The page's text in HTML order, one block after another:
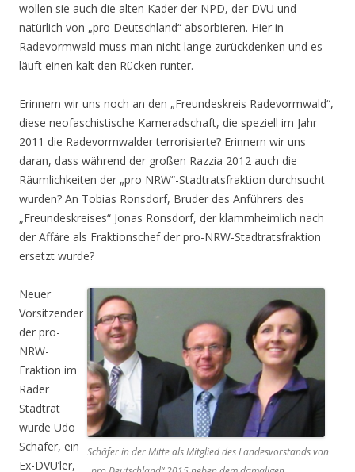
wollen sie auch die alten Kader der NPD, der DVU und
natürlich von „pro Deutschland“ absorbieren. Hier in
Radevormwald muss man nicht lange zurückdenken und es
läuft einen kalt den Rücken runter.
Erinnern wir uns noch an den „Freundeskreis Radevormwald“,
diese neofaschistische Kameradschaft, die speziell im Jahr
2011 die Radevormwalder terrorisierte? Erinnern wir uns
daran, dass während der großen Razzia 2012 auch die
Räumlichkeiten der „pro NRW“-Stadtratsfraktion durchsucht
wurden? An Tobias Ronsdorf, Bruder des Anführers des
„Freundeskreises“ Jonas Ronsdorf, der klammheimlich nach
der Affäre als Fraktionschef der pro-NRW-Stadtratsfraktion
ersetzt wurde?
Schäfer in der Mitte als Mitglied des Landesvorstands von
Neuer
Vorsitzender
der pro-
NRW-
Fraktion im
Rader
Stadtrat
wurde Udo
Schäfer, ein
Ex-DVU’ler,